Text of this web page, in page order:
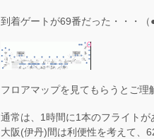
到着ゲートが69番だった・・・（
フロアマップを見てもらうとご理
通常は、1時間に1本のフライト
大阪(伊丹)間は利便性を考えて、